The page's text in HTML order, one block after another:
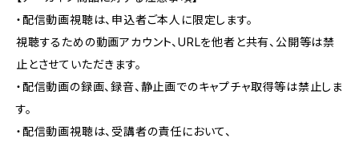
・配信動画視聴は、申込者ご本人に限定します。
視聴するための動画アカウント、URLを他者と共有、公開等は禁
止とさせていただきます。
・配信動画の録画、録音、静止画でのキャプチャ取得等は禁止しま
す。
・配信動画視聴は、受講者の責任において、